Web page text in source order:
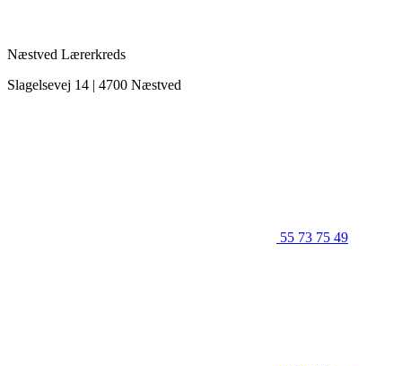
Næstved Lærerkreds
Slagelsevej 14 | 4700 Næstved
55 73 75 49